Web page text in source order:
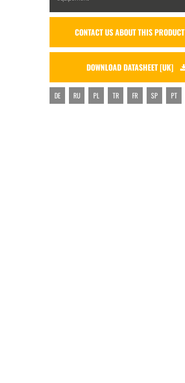
CONTACT US ABOUT THIS PRODUCT
DOWNLOAD DATASHEET [UK]
DE RU PL TR FR SP PT